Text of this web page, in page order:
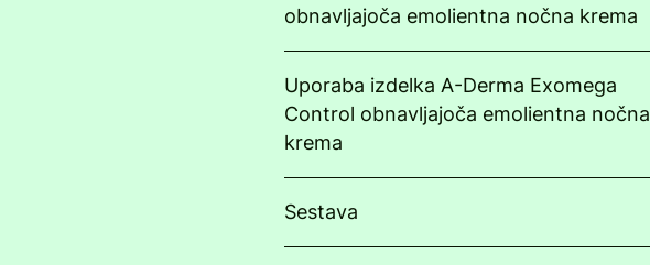
obnavljajoča emolientna nočna krema
Uporaba izdelka A-Derma Exomega
Control obnavljajoča emolientna nočna
krema
Sestava